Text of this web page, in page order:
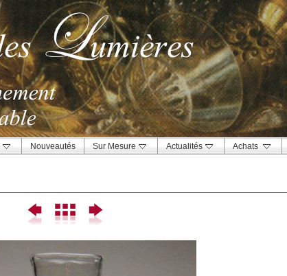
Nouveautés Sur Mesure Actualités Achats